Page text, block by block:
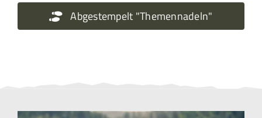
Abgestempelt "Themennadeln"